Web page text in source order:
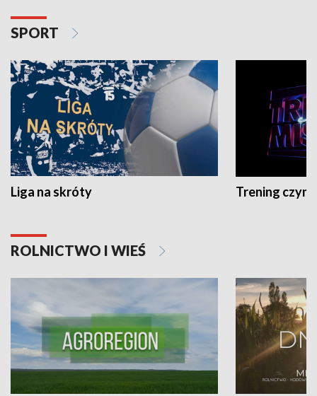
SPORT
Liga na skróty Trening czyni
ROLNICTWO I WIEŚ